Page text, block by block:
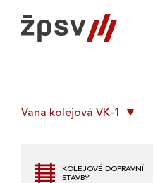
content
Vana kolejová VK-1
KOLEJOVÉ DOPRAVNÍ
STAVBY